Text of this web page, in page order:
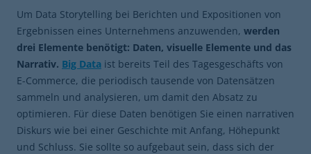
Um Data Storytelling bei Berichten und Expositionen von
Ergebnissen eines Unternehmens anzuwenden, werden
drei Elemente benötigt: Daten, visuelle Elemente und das
Narrativ. Big Data ist bereits Teil des Tagesgeschäfts von
E-Commerce, die periodisch tausende von Datensätzen
sammeln und analysieren, um damit den Absatz zu
optimieren. Für diese Daten benötigen Sie einen narrativen
Diskurs wie bei einer Geschichte mit Anfang, Höhepunkt
und Schluss. Sie sollte so aufgebaut sein, dass sich der